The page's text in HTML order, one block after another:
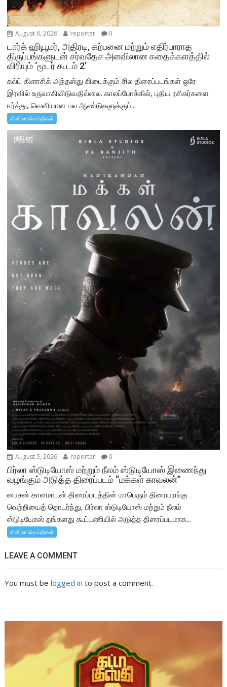
August 6, 2026 reporter 0
டார்க் ஹியூமர், அதிரடி, கற்பனை மற்றும் எதிர்பாராத
திருப்பங்களுடன் சர்வதேச அளவிலான கதைக்களத்தில்
விரியும் ‘மூடர் கூடம் 2’
கல்ட் கிளாசிக் அந்தஸ்து கிடைக்கும் சில திரைப்படங்கள் ஒரே
இரவில் உருவாகிவிடுவதில்லை. காலப்போக்கில், புதிய ரசிகர்களை
ஈர்த்து, வெளியான பல ஆண்டுகளுக்குப்...
சினிமா செய்திகள்
August 5, 2026 reporter 0
பிர்லா ஸ்டுடியோஸ் மற்றும் நீலம் ஸ்டுடியோஸ் இணைந்து
வழங்கும் அடுத்த திரைப்படம் “மக்கள் காவலன்”
பைசன் காளமாடன் திரைப்படத்தின் மாபெரும் திரையரங்கு
வெற்றியைத் தொடர்ந்து, பிர்லா ஸ்டுடியோஸ் மற்றும் நீலம்
ஸ்டுடியோஸ் தங்களது கூட்டணியில் அடுத்த திரைப்படமாக...
சினிமா செய்திகள்
LEAVE A COMMENT
You must belogged in to post a comment.